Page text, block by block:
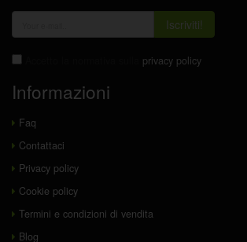
Iscriviti!
privacy policy
Informazioni
Faq
Contattaci
Privacy policy
Cookie policy
Termini e condizioni di vendita
Blog